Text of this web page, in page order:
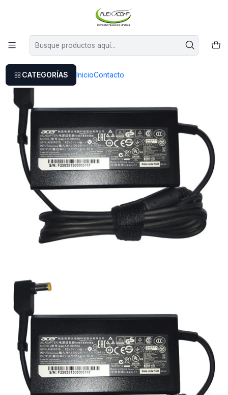
CATEGORÍAS InicioContacto
Este es el texto del slide